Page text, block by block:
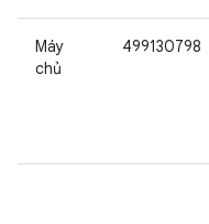
Máy
chủ
499130798